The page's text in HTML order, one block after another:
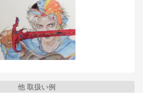
他 取扱い例